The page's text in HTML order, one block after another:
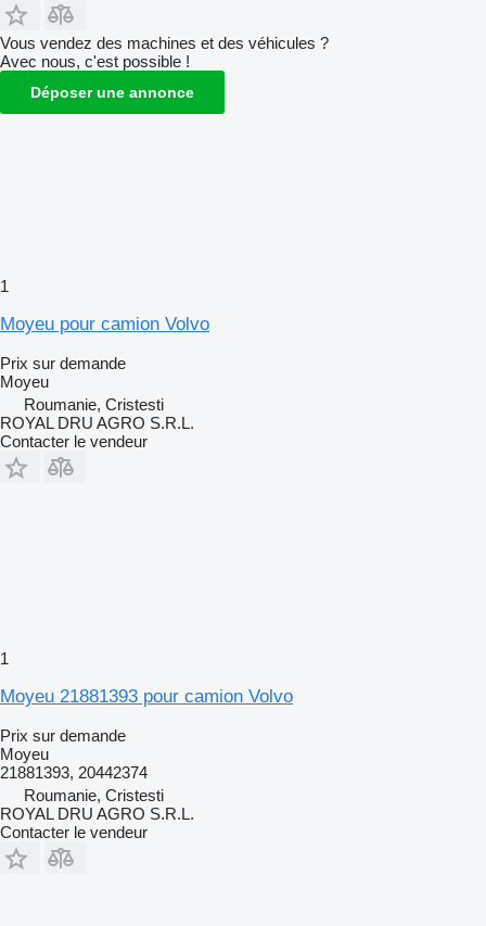
Vous vendez des machines et des véhicules ?
Avec nous, c'est possible !
Déposer une annonce
1
Moyeu pour camion Volvo
Prix sur demande
Moyeu
Roumanie, Cristesti
ROYAL DRU AGRO S.R.L.
Contacter le vendeur
1
Moyeu 21881393 pour camion Volvo
Prix sur demande
Moyeu
21881393, 20442374
Roumanie, Cristesti
ROYAL DRU AGRO S.R.L.
Contacter le vendeur